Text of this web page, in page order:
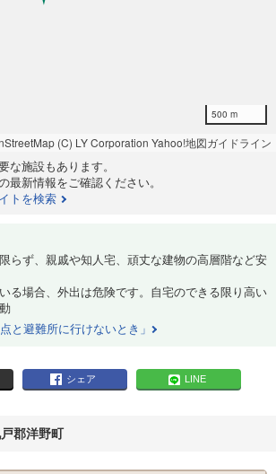
500 m
(C) LY Corporation Yahoo!地図ガイドライン
な施設もあります。
最新情報をご確認ください。
トを検索
らず、親戚や知人宅、頑丈な建物の高層階など安
る場合、外出は危険です。自宅のできる限り高い
と避難所に行けないとき」
シェア LINE
郡洋野町